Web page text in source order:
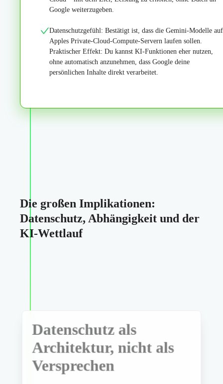
Google weiterzugeben.
Datenschutzgefühl: Bestätigt ist, dass die Gemini-Modelle auf
Apples Private-Cloud-Compute-Servern laufen sollen.
Praktischer Effekt: Du kannst KI-Funktionen eher nutzen,
ohne automatisch anzunehmen, dass Google deine
persönlichen Inhalte direkt verarbeitet.
Die großen Implikationen:
Datenschutz, Abhängigkeit und der
KI‑Wettlauf
Datenschutz als
Architektur, nicht als
Versprechen